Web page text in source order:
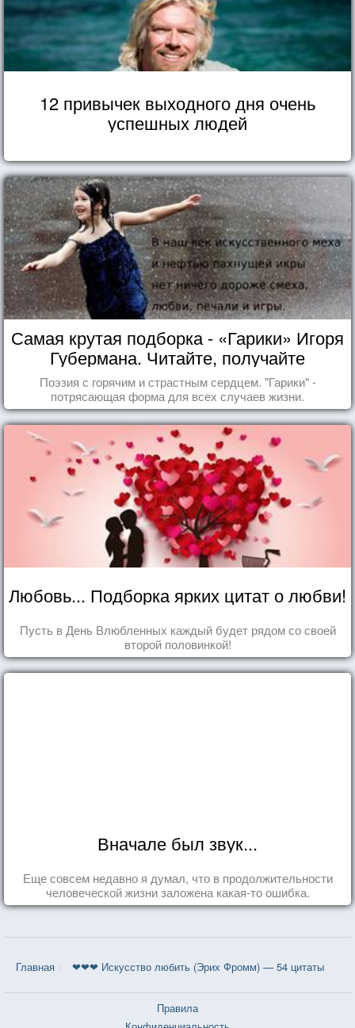
12 привычек выходного дня очень
успешных людей
Самая крутая подборка - «Гарики» Игоря
Губермана. Читайте, получайте
удовольствие!
Поэзия с горячим и страстным сердцем. "Гарики" -
потрясающая форма для всех случаев жизни.
Любовь... Подборка ярких цитат о любви!
Пусть в День Влюбленных каждый будет рядом со своей
второй половинкой!
Вначале был звук...
Еще совсем недавно я думал, что в продолжительности
человеческой жизни заложена какая-то ошибка.
Главная ❤❤❤ Искусство любить (Эрих Фромм) — 54 цитаты
Правила